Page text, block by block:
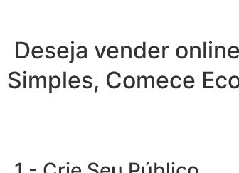
Deseja vender
Simples, Comece